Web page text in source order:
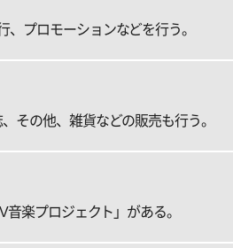
プロモーションなどを行う。
その他、雑貨などの販売も行う。
楽プロジェクト」がある。